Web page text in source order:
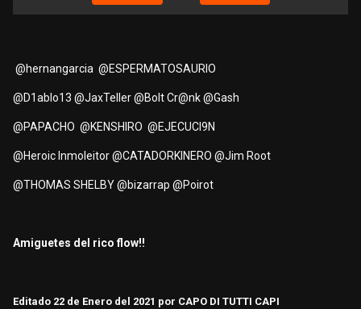
@hernangarcia @ESPERMATOSAURIO
@D1ablo13 @JaxTeller@Bolt Cr@nk@Gash
@PAPACHO @KENSHIRO @EJECUCI9N
@Heroic Inmoleitor@CATADORKINERO @Jim Root
@THOMAS SHELBY@bizarrap @Poirot
Amiguetes del rico flow!!
Editado 22 de Enero del 2021 por CAPO DI TUTTI CAPI